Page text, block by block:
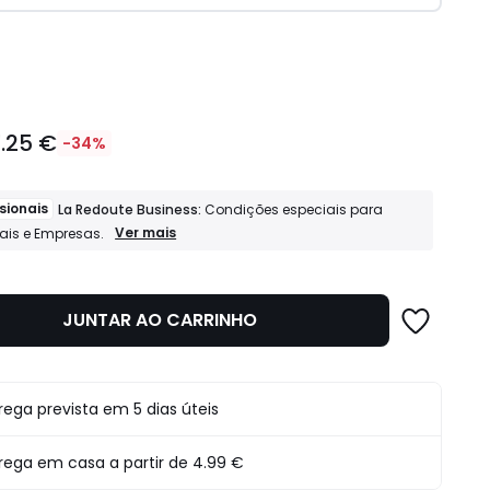
€ -34%
La Redoute Business:Condições especiais para
e Empresas.
Profissionais
especiais
para
Empresas.
Ver mais
JUNTAR AO CARRINHO
prevista em 5 dias úteis
em casa a partir de 4.99 €